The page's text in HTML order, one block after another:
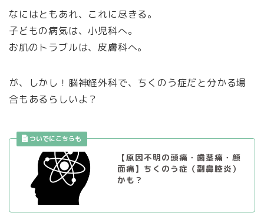
なにはともあれ、これに尽きる。
子どもの病気は、小児科へ。
お肌のトラブルは、皮膚科へ。
が、しかし！脳神経外科で、ちくのう症だと分かる場
合もあるらしいよ？
【原因不明の頭痛・歯茎痛・顔
面痛】ちくのう症（副鼻腔炎）
かも？